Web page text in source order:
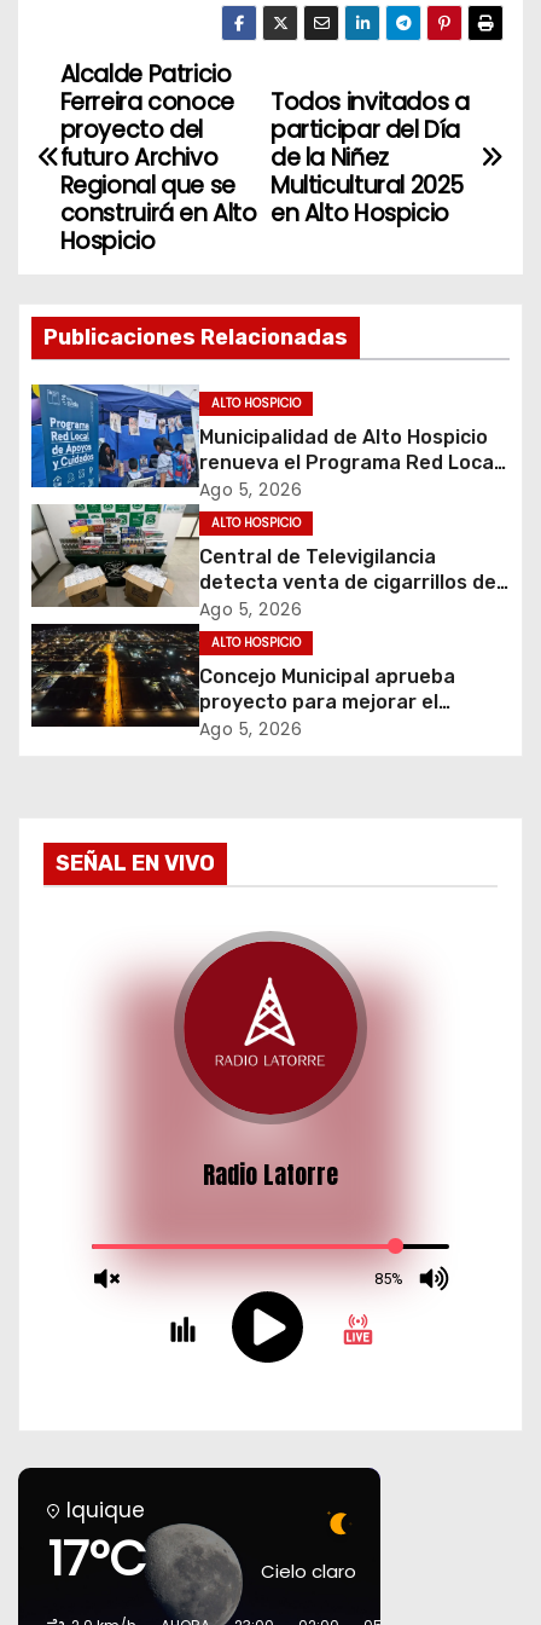
N
a
a
c
i
ó
n
d
e
e
r
a
Todos invitados a
participar del Día
de la Niñez
Multicultural 2025
en Alto Hospicio
Alcalde Patricio
Ferreira conoce
proyecto del
futuro Archivo
Regional que se
construirá en Alto
Hospicio
Publicaciones Relacionadas
ALTO HOSPICIO
Municipalidad de Alto Hospicio
renueva el Programa Red Local
de Apoyos y Cuidados
Ago 5, 2026
ALTO HOSPICIO
Central de Televigilancia
detecta venta de cigarrillos de
contrabando y permite
incautación de más de 3 mil
cajetillas
Ago 5, 2026
ALTO HOSPICIO
Concejo Municipal aprueba
proyecto para mejorar el
alumbrado público del sector El
Ago 5, 2026
SEÑAL EN VIVO
Iquique
17°C Cielo claro